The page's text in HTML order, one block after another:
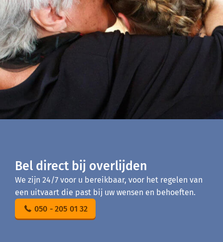
Bel direct bij overlijden
We zijn 24/7 voor u bereikbaar, voor het regelen van
een uitvaart die past bij uw wensen en behoeften.
050 - 205 01 32